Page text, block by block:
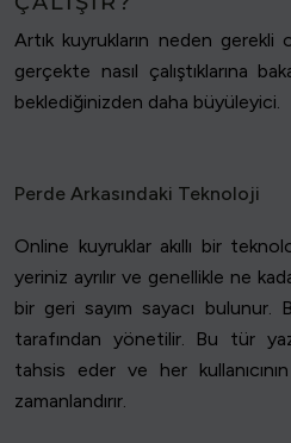
Artık kuyrukların neden gerekli
gerçekte nasıl çalıştıklarına
beklediğinizden daha büyüleyici.
Perde Arkasındaki Teknoloji
Online kuyruklar akıllı bir
yeriniz ayrılır ve genellikle ne
bir geri sayım sayacı bulunur.
tarafından yönetilir. Bu tür
tahsis eder ve her
zamanlandırır.